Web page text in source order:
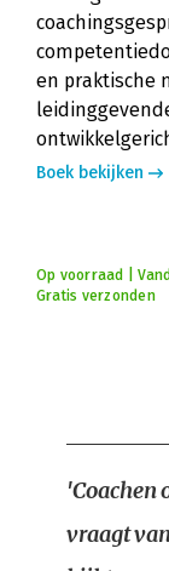
en praktische
Boek bekijken
Op voorraad |
Gratis verzonden
vraagt